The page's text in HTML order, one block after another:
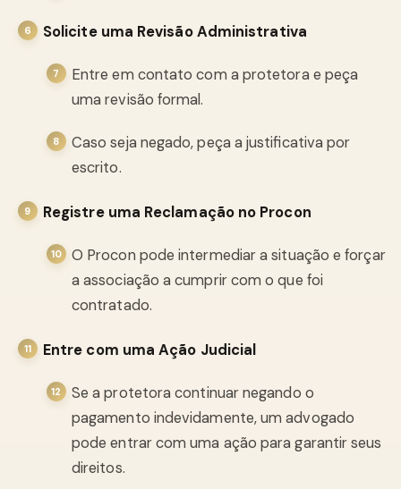
Solicite uma Revisão Administrativa
Entre em contato com a protetora e peça
uma revisão formal.
Caso seja negado, peça a justificativa por
escrito.
Registre uma Reclamação no Procon
O Procon pode intermediar a situação e forçar
a associação a cumprir com o que foi
contratado.
Entre com uma Ação Judicial
Se a protetora continuar negando o
pagamento indevidamente, um advogado
pode entrar com uma ação para garantir seus
direitos.